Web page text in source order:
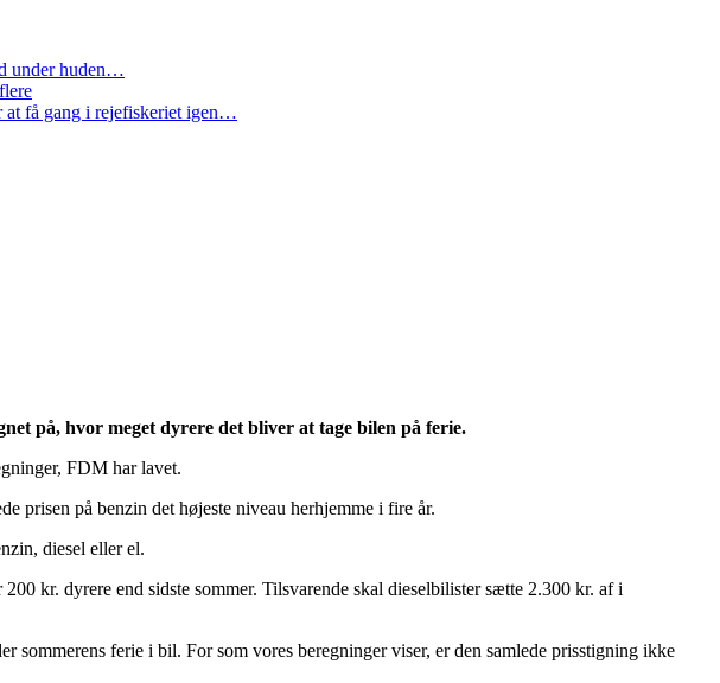
under huden…
at få gang i rejefiskeriet igen…
på, hvor meget dyrere det bliver at tage bilen på ferie.
FDM har lavet.
prisen på benzin det højeste niveau herhjemme i fire år.
diesel eller el.
kr. dyrere end sidste sommer. Tilsvarende skal dieselbilister sætte 2.300 kr. af i
sommerens ferie i bil. For som vores beregninger viser, er den samlede prisstigning ikke